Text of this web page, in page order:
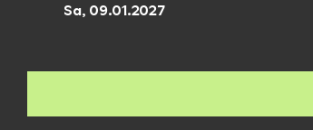
Sa, 09.01.2027